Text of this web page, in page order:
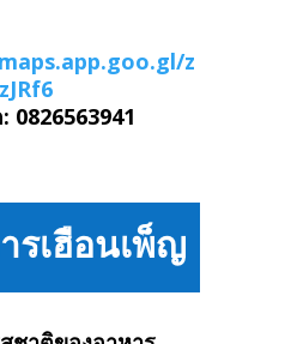
z
0826563941
รเฮือนเพ็ญ